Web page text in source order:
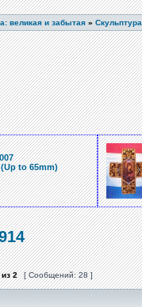
великая и забытая » Скульптура
to 65mm)
из2 [ Сообщений: 28 ]